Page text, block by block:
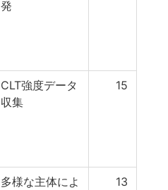
発
CLT強度データ
収集
15
多様な主体によ
13